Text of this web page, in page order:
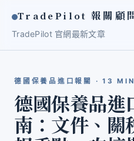
TradePilot 報關顧
TradePilot 官網最新文章
德國保養品進口報關 · 13
德國保養品進
南：文件、關